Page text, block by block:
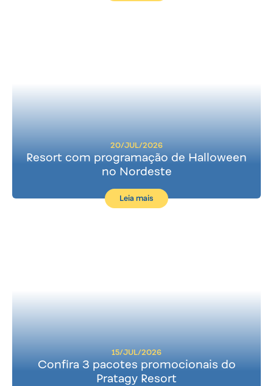
20/JUL/2026
Resort com programação de Halloween
no Nordeste
Leia mais
15/JUL/2026
Confira 3 pacotes promocionais do
Pratagy Resort